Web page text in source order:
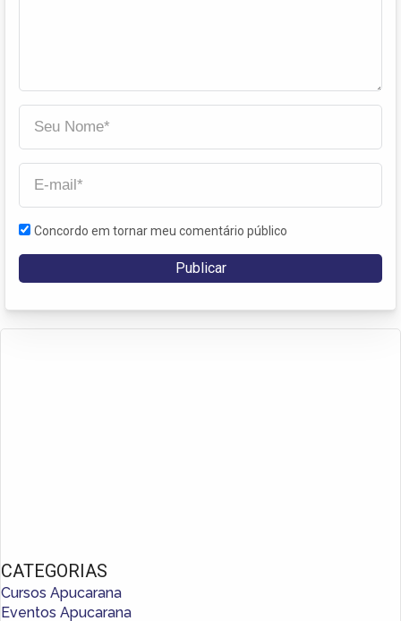
Concordo em tornar meu comentário público
CATEGORIAS
Cursos Apucarana
Eventos Apucarana